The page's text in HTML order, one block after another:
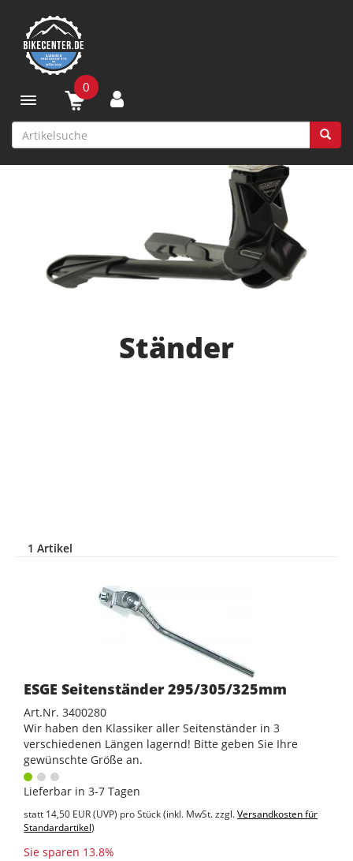
Toggle navigation
0
Ständer
1 Artikel
ESGE Seitenständer 295/305/325mm
Art.Nr. 3400280
Wir haben den Klassiker aller Seitenständer in 3
verschiedenen Längen lagernd! Bitte geben Sie Ihre
gewünschte Größe an.
Lieferbar in 3-7 Tagen
statt 14,50 EUR(UVP) pro Stück (inkl. MwSt. zzgl.Versandkosten für
Standardartikel)
Sie sparen 13.8%